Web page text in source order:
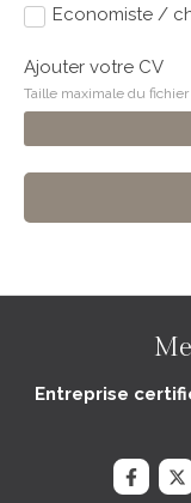
Economiste /
Ajouter votre CV
Taille maximale du
Entreprise